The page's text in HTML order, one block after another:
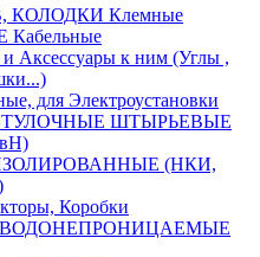
Клемные
к ним (Углы ,
для Электроустановки
ШТЫРЬЕВЫЕ
(НКИ,
Коробки
ВОДОНЕПРОНИЦАЕМЫЕ